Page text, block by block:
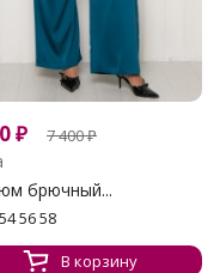
₽ 7 400₽
брючный...
56 58
В корзину